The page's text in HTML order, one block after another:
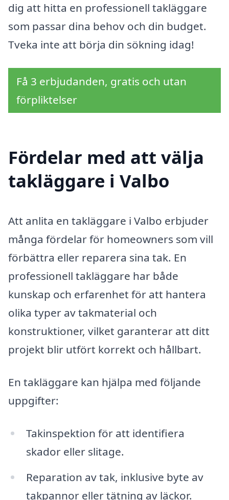
dig att hitta en professionell takläggare
som passar dina behov och din budget.
Tveka inte att börja din sökning idag!
Få 3 erbjudanden, gratis och utan
förpliktelser
Fördelar med att välja
takläggare i Valbo
Att anlita en takläggare i Valbo erbjuder
många fördelar för homeowners som vill
förbättra eller reparera sina tak. En
professionell takläggare har både
kunskap och erfarenhet för att hantera
olika typer av takmaterial och
konstruktioner, vilket garanterar att ditt
projekt blir utfört korrekt och hållbart.
En takläggare kan hjälpa med följande
uppgifter:
Takinspektion för att identifiera
skador eller slitage.
Reparation av tak, inklusive byte av
takpannor eller tätning av läckor.